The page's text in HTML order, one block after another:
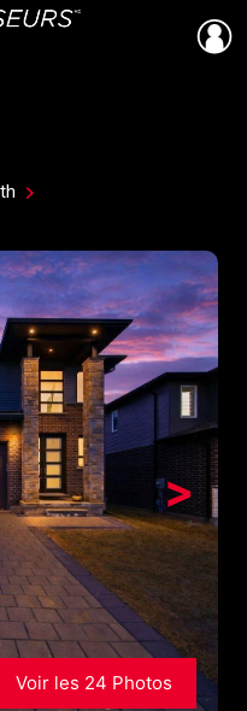
>
Voir les 24 Photos